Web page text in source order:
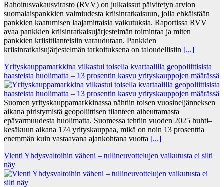
Rahoitusvakausvirasto (RVV) on julkaissut päivitetyn arvion
suomalaispankkien valmiudesta kriisinratkaisuun, jolla ehkäistään
pankkien kaatumisen laajamittaisia vaikutuksia. Raportissa RVV
avaa pankkien kriisinratkaisujärjestelmän toimintaa ja miten
pankkien kriisitilanteisiin varaudutaan. Pankkien
kriisinratkaisujärjestelmän tarkoituksena on taloudellisiin [...]
Yrityskauppamarkkina vilkastui toisella kvartaalilla geopoliittisista
haasteista huolimatta – 13 prosentin kasvu yrityskauppojen määrässä
Suomen yrityskauppamarkkinassa nähtiin toisen vuosineljänneksen
aikana piristymistä geopoliittisen tilanteen aiheuttamasta
epävarmuudesta huolimatta. Suomessa tehtiin vuoden 2025 huhti–
kesäkuun aikana 174 yrityskauppaa, mikä on noin 13 prosenttia
enemmän kuin vastaavana ajankohtana vuotta [...]
Vienti Yhdysvaltoihin väheni – tullineuvottelujen vaikutusta ei silti
näy